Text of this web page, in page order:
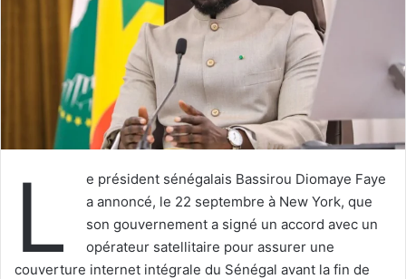
L
e président sénégalais Bassirou Diomaye Faye
a annoncé, le 22 septembre à New York, que
son gouvernement a signé un accord avec un
opérateur satellitaire pour assurer une
couverture internet intégrale du Sénégal avant la fin de